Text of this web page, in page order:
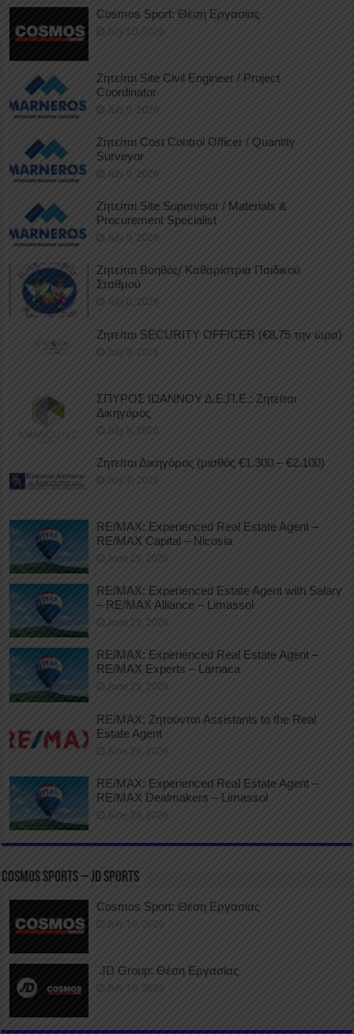
Cosmos Sport: Θέση Εργασίας
July 10, 2026
Ζητείται Site Civil Engineer / Project
Coordinator
July 9, 2026
Ζητείται Cost Control Officer / Quantity
Surveyor
July 9, 2026
Ζητείται Site Supervisor / Materials &
Procurement Specialist
July 9, 2026
Ζητείται Βοηθός/ Καθαρίστρια Παιδικού
Σταθμού
July 8, 2026
Ζητείται SECURITY OFFICER (€8,75 την ώρα)
July 8, 2026
ΣΠΥΡΟΣ ΙΩΑΝΝΟΥ Δ.Ε.Π.Ε.: Ζητείται
Δικηγόρος
July 8, 2026
Ζητείται Δικηγόρος (μισθός €1.300 – €2.100)
July 7, 2026
RE/MAX: Experienced Real Estate Agent –
RE/MAX Capital – Nicosia
June 29, 2026
RE/MAX: Experienced Estate Agent with Salary
– RE/MAX Alliance – Limassol
June 29, 2026
RE/MAX: Experienced Real Estate Agent –
RE/MAX Experts – Larnaca
June 29, 2026
RE/MAX: Ζητούνται Assistants to the Real
Estate Agent
June 29, 2026
RE/MAX: Experienced Real Estate Agent –
RE/MAX Dealmakers – Limassol
June 29, 2026
COSMOS SPORTS – JD SPORTS
Cosmos Sport: Θέση Εργασίας
July 10, 2026
JD Group: Θέση Εργασίας
July 10, 2026